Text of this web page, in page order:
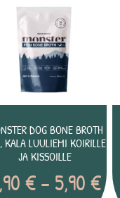
DOG BONE BROTH
KALA LUULIEMI KOIRILLE
JA KISSOILLE
€– 5,90€